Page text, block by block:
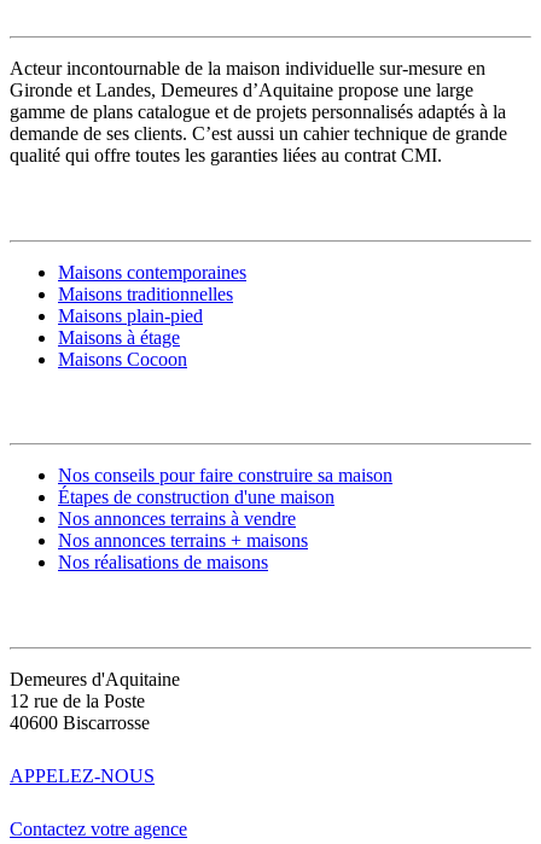
Acteur incontournable de la maison individuelle sur-mesure en
Gironde et Landes, Demeures d’Aquitaine propose une large
gamme de plans catalogue et de projets personnalisés adaptés à la
demande de ses clients. C’est aussi un cahier technique de grande
qualité qui offre toutes les garanties liées au contrat CMI.
Maisons contemporaines
Maisons traditionnelles
Maisons plain-pied
Maisons à étage
Maisons Cocoon
Nos conseils pour faire construire sa maison
Étapes de construction d'une maison
Nos annonces terrains à vendre
Nos annonces terrains + maisons
Nos réalisations de maisons
Demeures d'Aquitaine
12 rue de la Poste
40600 Biscarrosse
APPELEZ-NOUS
Contactez votre agence